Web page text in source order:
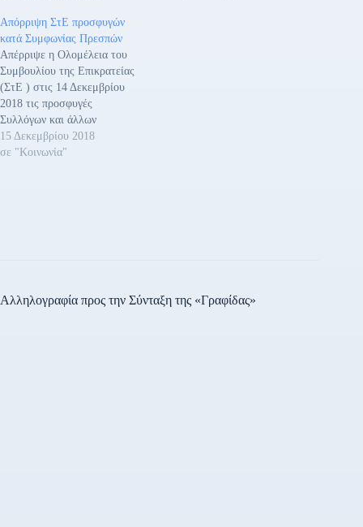
πως με τρόπο ρητό,
εμφαντικό κι ανεπιφύλακτο
λέμε «όχι» στη συμφωνία
των Πρεσπών. Και, κατά
συνέπεια, θα πούμε «όχι»
και στην κύρωση του
Πρωτοκόλλου
Προσχωρήσεως της
FYROM…
Απόρριψη ΣτΕ προσφυγών
κατά Συμφωνίας Πρεσπών
Απέρριψε η Ολομέλεια του
Συμβουλίου της Επικρατείας
(ΣτΕ ) στις 14 Δεκεμβρίου
2018 τις προσφυγές
Συλλόγων και άλλων
παραγόντων κατά της
συμφωνίας των Πρεσπών για
15 Δεκεμβρίου 2018
σε "Κοινωνία"
Αλληλογραφία προς την Σύνταξη της «Γραφίδας»